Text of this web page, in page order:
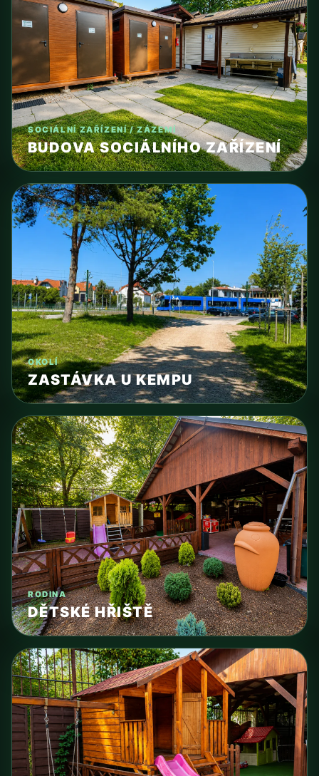
SOCIÁLNÍ ZAŘÍZENÍ / ZÁZEMÍ
BUDOVA SOCIÁLNÍHO ZAŘÍZENÍ
OKOLÍ
ZASTÁVKA U KEMPU
RODINA
DĚTSKÉ HŘIŠTĚ